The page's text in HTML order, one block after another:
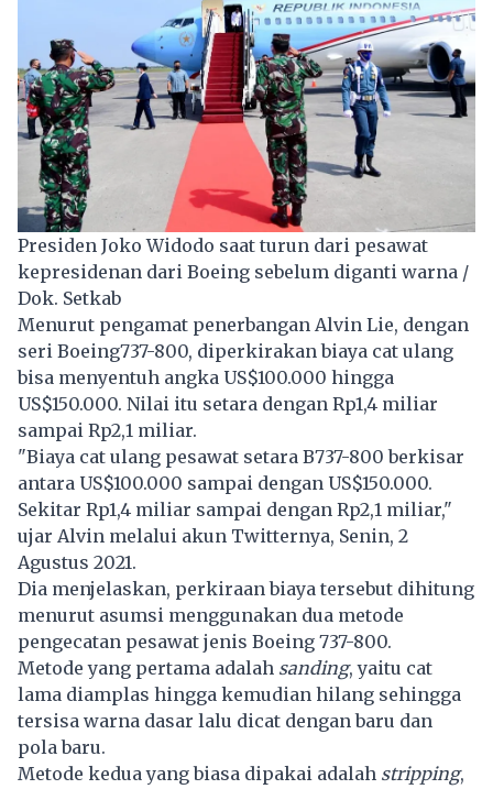
Presiden Joko Widodo saat turun dari pesawat
kepresidenan dari Boeing sebelum diganti warna /
Dok. Setkab
Menurut pengamat penerbangan Alvin Lie, dengan
seri Boeing737-800, diperkirakan biaya cat ulang
bisa menyentuh angka US$100.000 hingga
US$150.000. Nilai itu setara dengan Rp1,4 miliar
sampai Rp2,1 miliar.
"Biaya cat ulang pesawat setara B737-800 berkisar
antara US$100.000 sampai dengan US$150.000.
Sekitar Rp1,4 miliar sampai dengan Rp2,1 miliar,"
ujar Alvin melalui akun Twitternya, Senin, 2
Agustus 2021.
Dia menjelaskan, perkiraan biaya tersebut dihitung
menurut asumsi menggunakan dua metode
pengecatan pesawat jenis Boeing 737-800.
Metode yang pertama adalah sanding, yaitu cat
lama diamplas hingga kemudian hilang sehingga
tersisa warna dasar lalu dicat dengan baru dan
pola baru.
Metode kedua yang biasa dipakai adalah stripping,